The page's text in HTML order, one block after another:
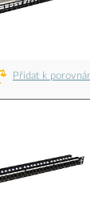
Přidat k